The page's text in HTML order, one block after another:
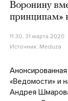
Воронину
принципам»
11:30, 31 марта 2020
Источник: Meduza
«Ведомости» и
Андрея